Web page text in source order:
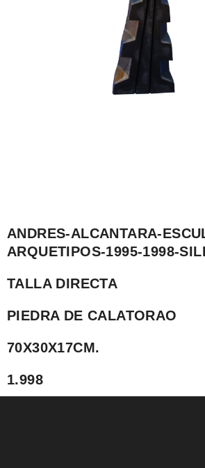
ANDRES-ALCANTARA-
ARQUETIPOS-1995-1998-
TALLA DIRECTA
PIEDRA DE CALATORAO
70X30X17CM.
1.998